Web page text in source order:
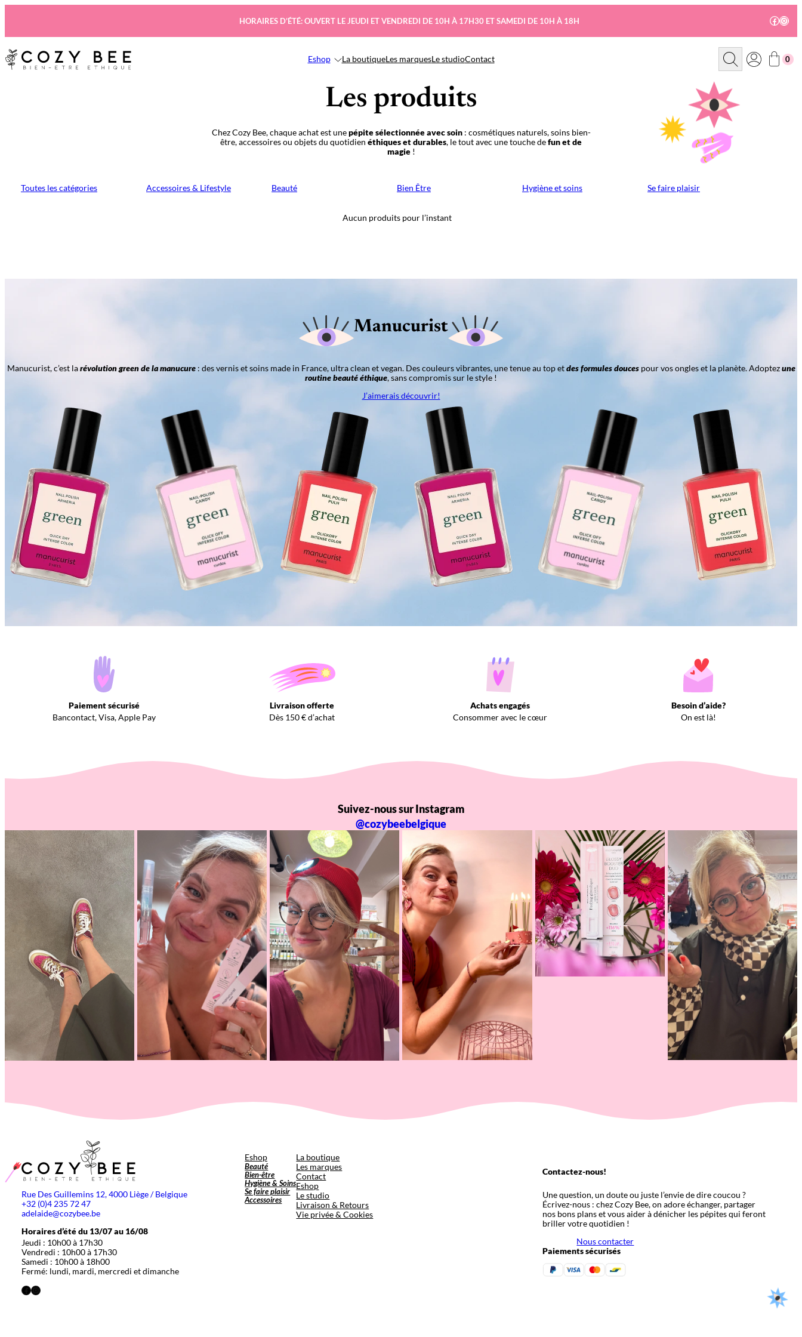
HORAIRES D’ÉTÉ: OUVERT LE JEUDI ET VENDREDI DE 10H À 17H30 ET SAMEDI DE 10H À 18H
Eshop La boutiqueLes marquesLe studioContact
R
c
e
r
c
h
0
Les produits
Chez Cozy Bee, chaque achat est unepépite sélectionnée avec soin: cosmétiques naturels, soins bien-
être, accessoires ou objets du quotidien éthiques et durables, le tout avec une touche defun et de
magie!
Toutes les catégories Accessoires & Lifestyle Beauté Bien Être Hygiène et soins Se faire plaisir
Aucun produits pour l’instant
Manucurist
Manucurist, c’est larévolution green de la manucure: des vernis et soins made in France, ultra clean et vegan. Des couleurs vibrantes, une tenue au top etdes formules doucespour vos ongles et la planète. Adoptezune
routine beauté éthique, sans compromis sur le style !
J’aimerais découvrir!
Paiement sécurisé
Bancontact, Visa, Apple Pay
Livraison offerte
Dès 150 € d’achat
Achats engagés
Consommer avec le cœur
Besoin d’aide?
On est là!
Suivez-nous sur Instagram
@cozybeebelgique
Rue Des Guillemins 12, 4000 Liège / Belgique
+32 (0)4 235 72 47
adelaide@cozybee.be
Horaires d’été du 13/07 au 16/08
Jeudi : 10h00 à 17h30
Vendredi : 10h00 à 17h30
Samedi : 10h00 à 18h00
Fermé: lundi, mardi, mercredi et dimanche
Facebook
Instagram
Eshop
Beauté
Bien-être
Hygiène & Soins
Se faire plaisir
Accessoires
La boutique
Les marques
Contact
Eshop
Le studio
Livraison & Retours
Vie privée & Cookies
Contactez-nous!
Une question, un doute ou juste l’envie de dire coucou ?
Écrivez-nous : chez Cozy Bee, on adore échanger, partager
nos bons plans et vous aider à dénicher les pépites qui feront
briller votre quotidien !
Nous contacter
Paiements sécurisés